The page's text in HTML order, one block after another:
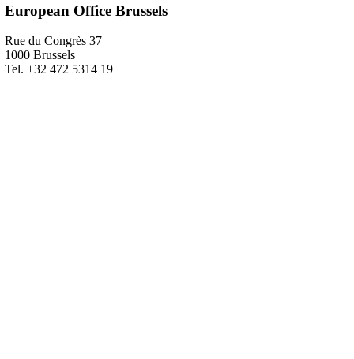
European Office Brussels
Rue du Congrès 37
1000 Brussels
Tel. +32 472 5314 19